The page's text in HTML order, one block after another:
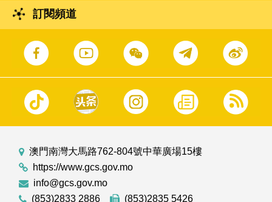
訂閱頻道
澳門南灣大馬路762-804號中華廣場15樓
https://www.gcs.gov.mo
info@gcs.gov.mo
(853)2833 2886
(853)2835 5426